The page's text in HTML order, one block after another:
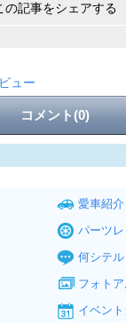
の記事をシェアする
ュー
コメント(0)
愛車紹介
パーツ
何シテル
フォト
イベン